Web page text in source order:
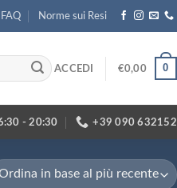
FAQ Norme sui Resi
ACCEDI €0,00 0
- 20:30 +39 090 632152